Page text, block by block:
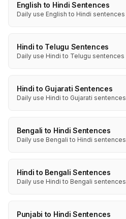
English to Hindi Sentences
Daily use English to Hindi sentences
Hindi to Telugu Sentences
Daily use Hindi to Telugu sentences
Hindi to Gujarati Sentences
Daily use Hindi to Gujarati sentences
Bengali to Hindi Sentences
Daily use Bengali to Hindi sentences
Hindi to Bengali Sentences
Daily use Hindi to Bengali sentences
Punjabi to Hindi Sentences